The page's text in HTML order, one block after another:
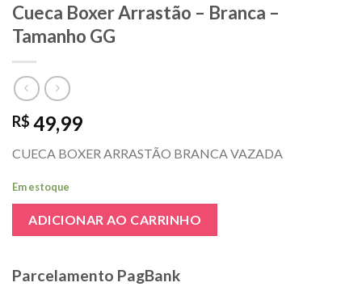
Cueca Boxer Arrastão – Branca –
Tamanho GG
R$ 49,99
CUECA BOXER ARRASTÃO BRANCA VAZADA
Em estoque
ADICIONAR AO CARRINHO
Parcelamento PagBank